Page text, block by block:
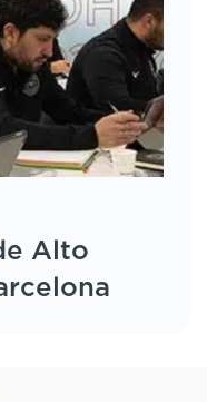
Alto